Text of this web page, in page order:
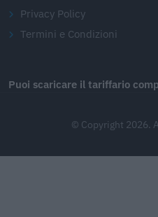
Privacy Policy
Termini e Condizioni
Puoi scaricare il tariffario
© Copyright 2026.